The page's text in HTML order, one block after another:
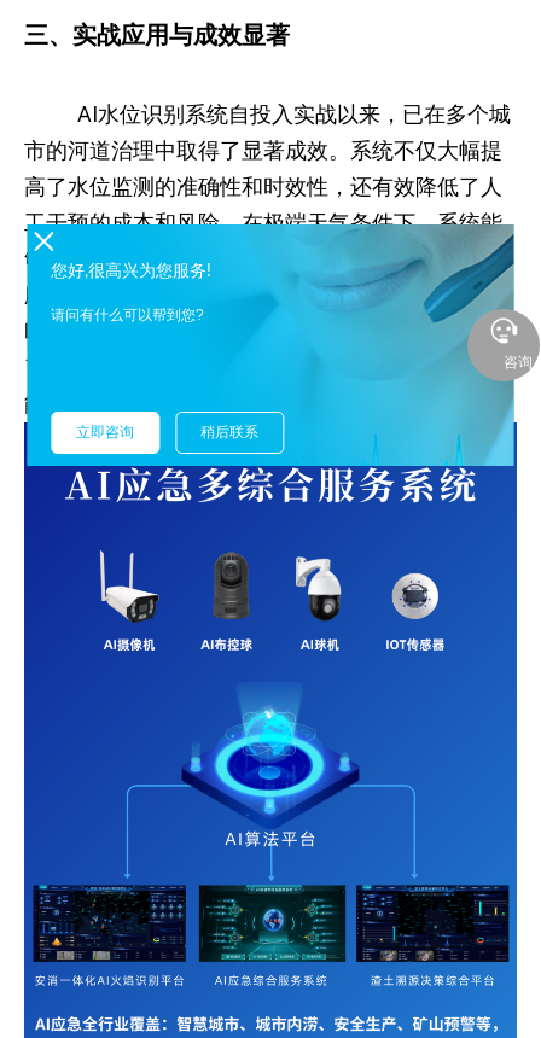
三、实战应用与成效显著
AI水位识别系统自投入实战以来，已在多个城
市的河道治理中取得了显著成效。系统不仅大幅提
高了水位监测的准确性和时效性，还有效降低了人
工干预的成本和风险。在极端天气条件下，系统能
够迅速响应并发出预警，为相关部门提供了宝贵的
应急处置时间，有效避免了洪水灾害的发生。同
时，系统还通过数据分析与挖掘，为河道治理提供
了科学依据和决策支持，推动了河道治理工作的智
能化、精细化发展。
您好,很高兴为您服务!
请问有什么可以帮到您?
立即咨询 稍后联系
咨询